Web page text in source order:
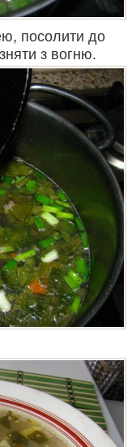
посолити до
з вогню.